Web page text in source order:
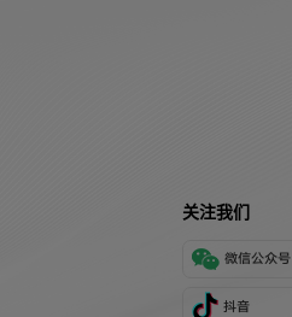
关注我们
微信公众号
抖音